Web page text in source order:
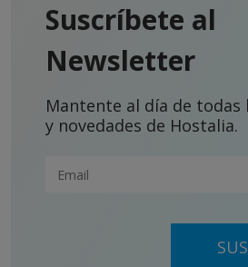
Suscríbete al
Newsletter
Mantente al día de todas
y novedades de Hostalia.